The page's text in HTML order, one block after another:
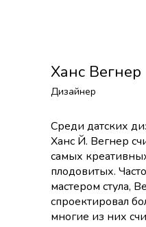
Ханс Вегнер
Среди датских
Ханс Й. Вегнер
самых
плодовитых.
мастером стула,
спроектировал
многие из них
Дизайнер